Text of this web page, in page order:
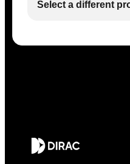
Select a different